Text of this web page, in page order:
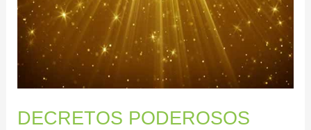
DECRETOS PODEROSOS